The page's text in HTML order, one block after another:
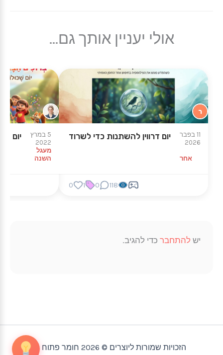
אולי יעניין אותך גם...
ר
11 בפבר
2026
אחר
יום דרווין להשתנות כדי לשרוד
118
0
1
0
5 במרץ
2022
מעגל
השנה
יום
יש להתחבר כדי להגיב.
הזכויות שמורות ליוצרים © 2026 חומר פתוח |